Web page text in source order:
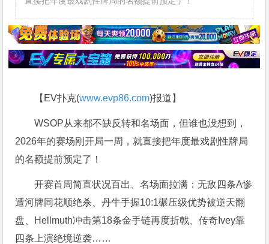
【EV扑克(www.evp86.com)报道】
WSOP从来都不缺反转和名场面，但谁也没想到，
2026年的赛场刚开局一周，就直接把年度最戏剧性牌局
的名额提前预定了！
开赛首周简直状况百出、名场面拉满：无敌四条A惨
遭河牌同花顺绝杀、丹牛手握10:1碾压级优势被逆天翻
盘、Hellmuth冲击第18条金手链再度折戟、传奇Ivey靠
四条上演绝境逆袭……